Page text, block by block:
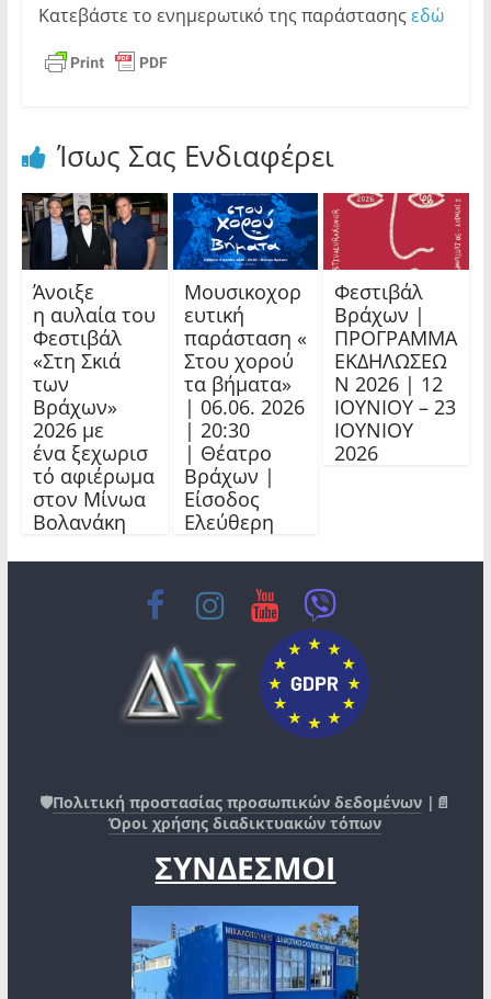
Κατεβάστε το ενημερωτικό της παράστασης εδώ
Ίσως Σας Ενδιαφέρει
Άνοιξε
η αυλαία του
Φεστιβάλ
«Στη Σκιά
των
Βράχων»
2026 με
ένα ξεχωρισ
τό αφιέρωμα
στον Μίνωα
Βολανάκη
Μουσικοχορ
ευτική
παράσταση «
Στου χορού
τα βήματα»
| 06.06. 2026
| 20:30
| Θέατρο
Βράχων |
Είσοδος
Ελεύθερη
Φεστιβάλ
Βράχων |
ΠΡΟΓΡΑΜΜΑ
ΕΚΔΗΛΩΣΕΩ
Ν 2026 | 12
ΙΟΥΝΙΟΥ – 23
ΙΟΥΝΙΟΥ
2026
🛡️Πολιτική προστασίας προσωπικών δεδομένων |📄
Όροι χρήσης διαδικτυακών τόπων
ΣΥΝΔΕΣΜΟΙ